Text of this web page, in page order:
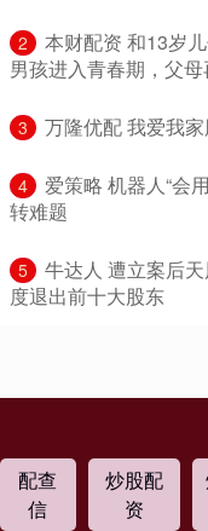
2
本财配资 和13岁
男孩进入青春期，父母
3 万隆优配 我爱我
4
爱策略 机器人“会
转难题
5
牛达人 遭立案后
度退出前十大股东
配查
信
炒股配
资